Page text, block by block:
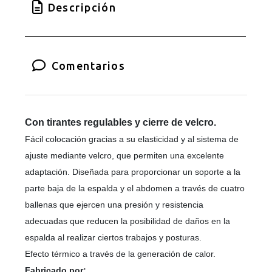
Descripción
Comentarios
Con tirantes regulables y cierre de velcro.
Fácil colocación gracias a su elasticidad y al sistema de
ajuste mediante velcro, que permiten una excelente
adaptación. Diseñada para proporcionar un soporte a la
parte baja de la espalda y el abdomen a través de cuatro
ballenas que ejercen una presión y resistencia
adecuadas que reducen la posibilidad de daños en la
espalda al realizar ciertos trabajos y posturas.
Efecto térmico a través de la generación de calor.
Fabricado por: